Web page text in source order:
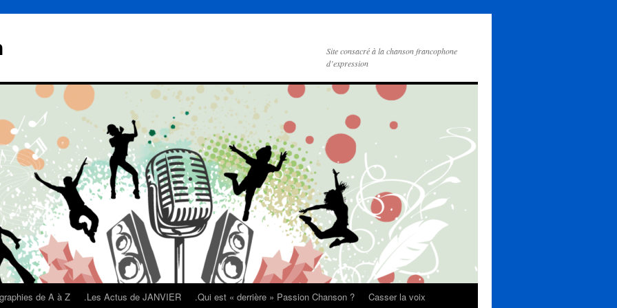
Site consacré à la chanson francophone
d’expression
de A à Z .Les Actus de JANVIER .Qui est « derrière » Passion Chanson ?
Casser la voix